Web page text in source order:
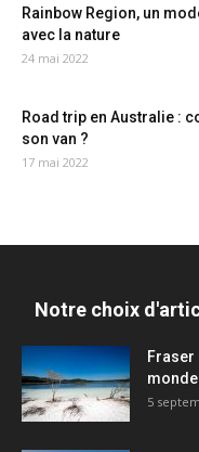
Rainbow Region, un
avec la nature
24 mai 2022
Road trip en Australie :
son van ?
17 mai 2022
Notre choix
Fraser
monde
5